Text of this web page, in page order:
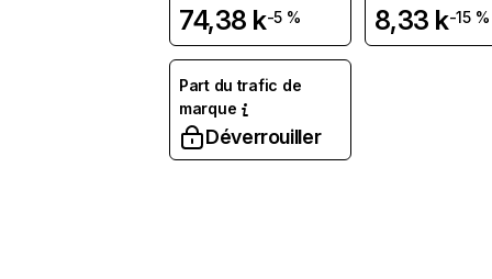
74,38 k-5 % 8,33 k-15 %
Part du trafic de
marque
Déverrouiller